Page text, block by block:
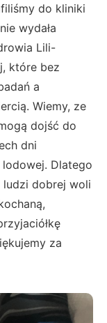
do kliniki
wydała
Lili-
które bez
a
Wiemy, ze
dojść do
dni
Dlatego
ludzi dobrej woli
za